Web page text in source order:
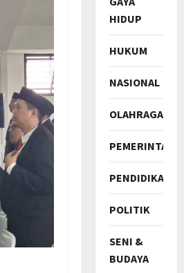
HIDUP
HUKUM
NASIONAL
OLAHRAGA
PEMERINTAH
PENDIDIKAN
POLITIK
SENI &
BUDAYA